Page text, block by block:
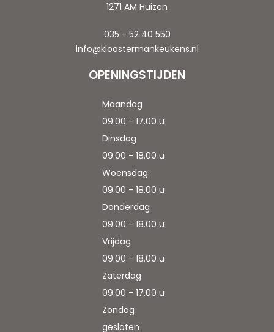
1271 AM Huizen
035 - 52 40 550
info@kloostermankeukens.nl
OPENINGSTIJDEN
Maandag
09.00 - 17.00 u
Dinsdag
09.00 - 18.00 u
Woensdag
09.00 - 18.00 u
Donderdag
09.00 - 18.00 u
Vrijdag
09.00 - 18.00 u
Zaterdag
09.00 - 17.00 u
Zondag
gesloten